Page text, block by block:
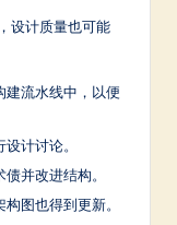
设计质量也可能
建流水线中，以便
计讨论。
并改进结构。
图也得到更新。